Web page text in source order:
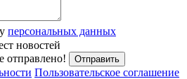
персональных данных
новостей
отправлено!
Пользовательское соглашение